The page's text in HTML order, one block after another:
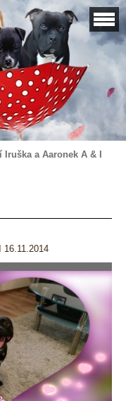
Iruška a Aaronek A & I
16.11.2014